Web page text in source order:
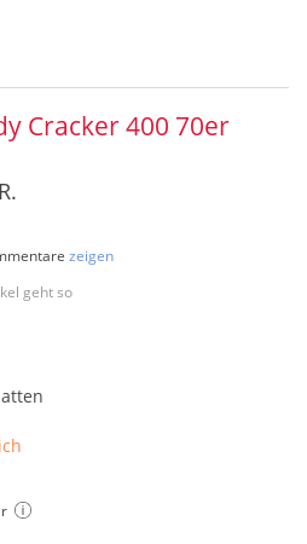
Cracker 400 70er
geht so
zeigen